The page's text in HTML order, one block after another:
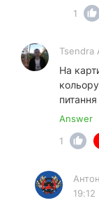
1
Tsendra
На
Answer
1
19:12